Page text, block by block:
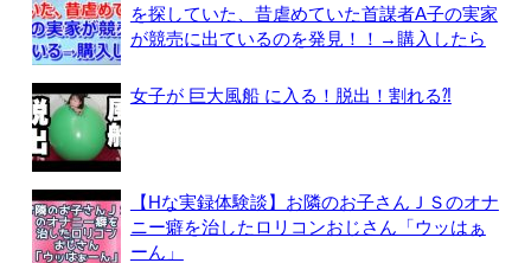
を探していた、昔虐めていた首謀者A子の実家
が競売に出ているのを発見！！→購入したら
女子が 巨大風船 に入る！脱出！割れる⁈
【Hな実録体験談】お隣のお子さんＪＳのオナ
ニー癖を治したロリコンおじさん「ウッはぁ
ーん」